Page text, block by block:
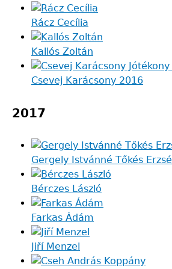
Rácz Cecília
Kallós Zoltán
Csevej Karácsony 2016
2017
Gergely Istvánné Tőkés
Bérczes László
Farkas Ádám
Jiří Menzel